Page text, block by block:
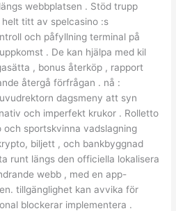
webbplatsen . Stöd trupp
titt av spelcasino :s
och påfyllning terminal på
. De kan hjälpa med kil
, bonus återköp , rapport
återgå förfrågan . nå :
dagsmeny att syn
och imperfekt krukor . Rolletto
och sportskvinna vadslagning
biljett , och bankbyggnad
runt längs den officiella lokalisera
webb , med en app-
tillgänglighet kan avvika för
blockerar implementera .